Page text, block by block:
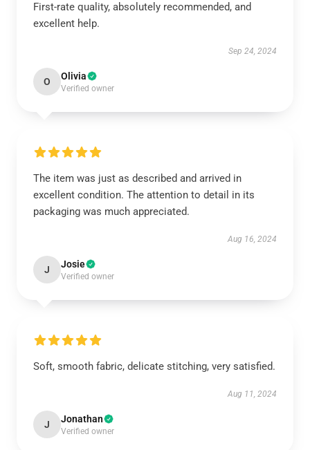
First-rate quality, absolutely recommended, and
excellent help.
Sep 24, 2024
O Olivia
Verified owner
The item was just as described and arrived in
excellent condition. The attention to detail in its
packaging was much appreciated.
Aug 16, 2024
J Josie
Verified owner
Soft, smooth fabric, delicate stitching, very satisfied.
Aug 11, 2024
J Jonathan
Verified owner